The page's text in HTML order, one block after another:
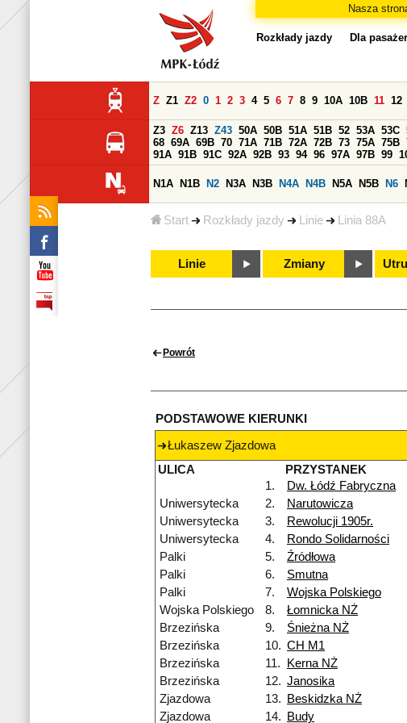
Nasza
Start Rozkłady jazdy Linie Linia 88A
Rozkłady jazdy Dla
Z Z1 Z2 0 1 2 3 4 5 6 7 8 9 10A 10B 11 12
Z3 Z6 Z13 Z43 50A 50B 51A 51B 52 53A 53C
68 69A 69B 70 71A 71B 72A 72B 73 75A 75B
91A 91B 91C 92A 92B 93 94 96 97A 97B 99
N1A N1B N2 N3A N3B N4A N4B N5A N5B N6
Linie Zmiany
Powrót
PODSTAWOWE KIERUNKI
Łukaszew Zjazdowa
ULICA
PRZYSTANEK
1.
Dw. Łódź Fabryczna
Uniwersytecka
2. Narutowicza
Uniwersytecka
3. Rewolucji 1905r.
Uniwersytecka
4. Rondo Solidarności
Palki
5. Źródłowa
Palki
6. Smutna
Palki
7. Wojska Polskiego
Wojska Polskiego
8. Łomnicka NŻ
Brzezińska
9. Śnieżna NŻ
Brzezińska
10. CH M1
Brzezińska
11. Kerna NŻ
Brzezińska
12. Janosika
Zjazdowa
13.
Beskidzka NŻ
Zjazdowa
14. Budy